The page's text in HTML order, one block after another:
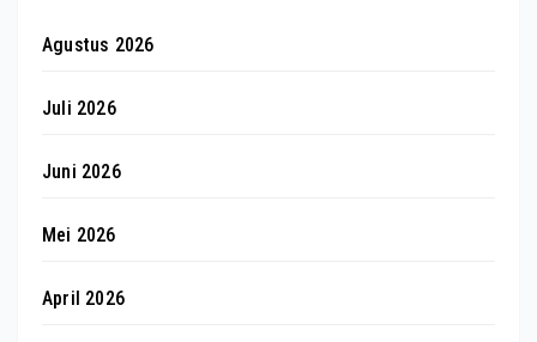
Agustus 2026
Juli 2026
Juni 2026
Mei 2026
April 2026